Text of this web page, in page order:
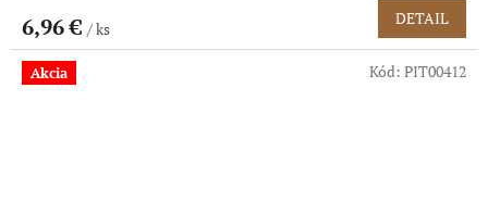
6,96 € / ks
DETAIL
Akcia Kód: PIT00412